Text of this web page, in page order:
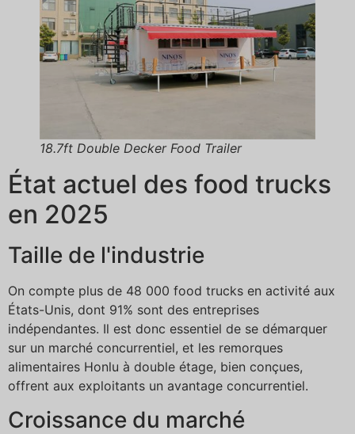
18.7ft Double Decker Food Trailer
État actuel des food trucks
en 2025
Taille de l'industrie
On compte plus de 48 000 food trucks en activité aux
États-Unis, dont 91% sont des entreprises
indépendantes. Il est donc essentiel de se démarquer
sur un marché concurrentiel, et les remorques
alimentaires Honlu à double étage, bien conçues,
offrent aux exploitants un avantage concurrentiel.
Croissance du marché